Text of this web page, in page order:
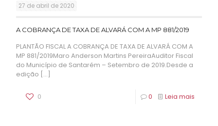
27 de abril de 2020
A COBRANÇA DE TAXA DE ALVARÁ COM A MP 881/2019
PLANTÃO FISCAL A COBRANÇA DE TAXA DE ALVARÁ COM A
MP 881/2019Maro Anderson Martins PereiraAuditor Fiscal
do Município de Santarém – Setembro de 2019.Desde a
edição […]
0 0 Leia mais